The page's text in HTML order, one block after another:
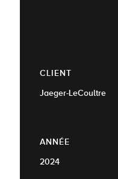
CLIENT
Jaeger-LeCoultre
ANNÉE
2024